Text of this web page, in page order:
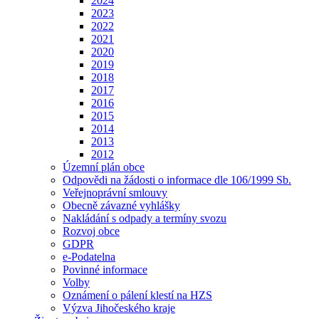
2023
2022
2021
2020
2019
2018
2017
2016
2015
2014
2013
2012
Územní plán obce
Odpovědi na žádosti o informace dle 106/1999 Sb.
Veřejnoprávní smlouvy
Obecně závazné vyhlášky
Nakládání s odpady a termíny svozu
Rozvoj obce
GDPR
e-Podatelna
Povinné informace
Volby
Oznámení o pálení klestí na HZS
Výzva Jihočeského kraje